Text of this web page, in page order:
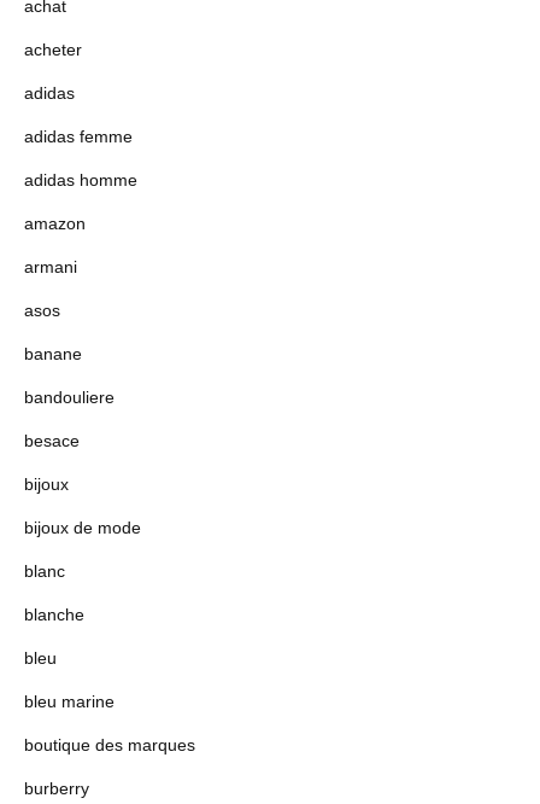
achat
acheter
adidas
adidas femme
adidas homme
amazon
armani
asos
banane
bandouliere
besace
bijoux
bijoux de mode
blanc
blanche
bleu
bleu marine
boutique des marques
burberry